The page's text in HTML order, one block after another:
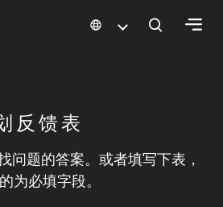
反馈表
问题的答案。或者填写下表，
为必填字段。